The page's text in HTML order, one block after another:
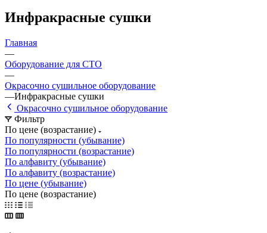
Инфракрасные сушки
Главная
—
Оборудование для СТО
—
Окрасочно сушильное оборудование
—Инфракрасные сушки
Окрасочно сушильное оборудование
Фильтр
По цене (возрастание)
По популярности (убывание)
По популярности (возрастание)
По алфавиту (убывание)
По алфавиту (возрастание)
По цене (убывание)
По цене (возрастание)